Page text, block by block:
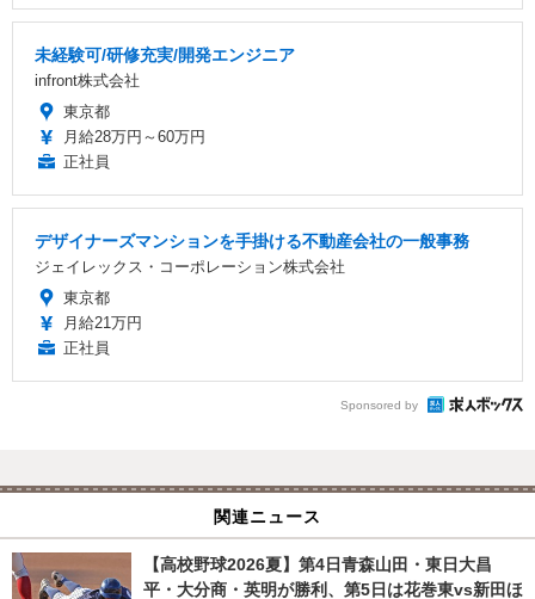
未経験可/研修充実/開発エンジニア
infront株式会社
東京都
月給28万円～60万円
正社員
デザイナーズマンションを手掛ける不動産会社の一般事務
ジェイレックス・コーポレーション株式会社
東京都
月給21万円
正社員
Sponsored by
関連ニュース
【高校野球2026夏】第4日青森山田・東日大昌
平・大分商・英明が勝利、第5日は花巻東vs新田ほ